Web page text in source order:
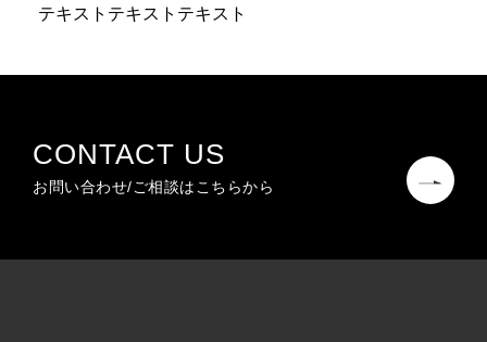
テキストテキストテキスト
CONTACT US
お問い合わせ/ご相談はこちらから